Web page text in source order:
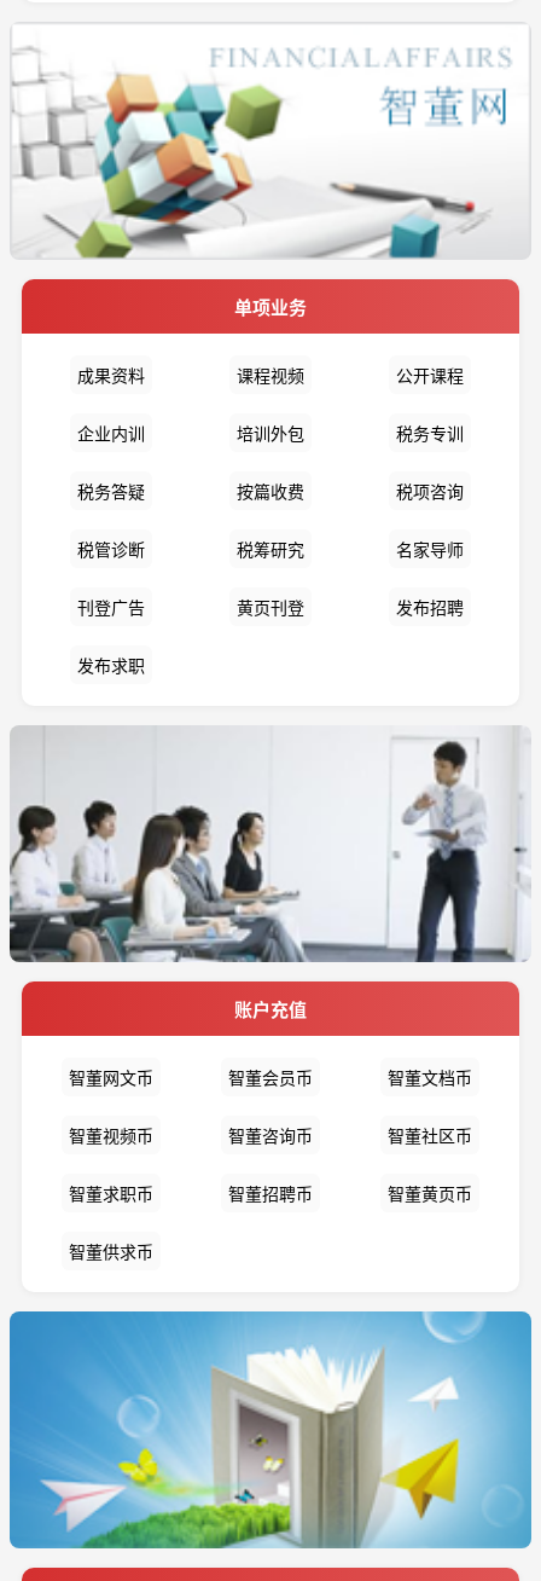
单项业务
成果资料 课程视频 公开课程
企业内训 培训外包 税务专训
税务答疑 按篇收费 税项咨询
税管诊断 税筹研究 名家导师
刊登广告 黄页刊登 发布招聘
发布求职
账户充值
智董网文币 智董会员币 智董文档币
智董视频币 智董咨询币 智董社区币
智董求职币 智董招聘币 智董黄页币
智董供求币